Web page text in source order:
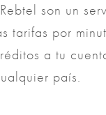
son un
tarifas por
a tu
país.